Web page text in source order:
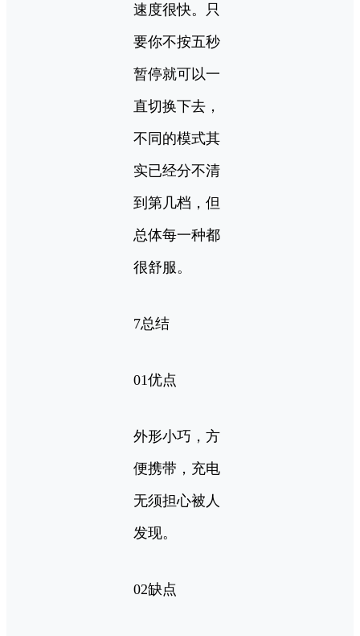
速度很快。只
要你不按五秒
暂停就可以一
直切换下去，
不同的模式其
实已经分不清
到第几档，但
总体每一种都
很舒服。
7总结
01优点
外形小巧，方
便携带，充电
无须担心被人
发现。
02缺点